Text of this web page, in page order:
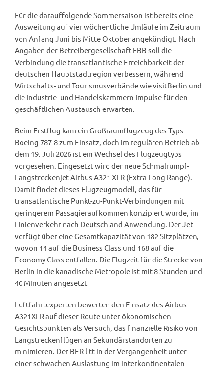
Für die darauffolgende Sommersaison ist bereits eine
Ausweitung auf vier wöchentliche Umläufe im Zeitraum
von Anfang Juni bis Mitte Oktober angekündigt. Nach
Angaben der Betreibergesellschaft FBB soll die
Verbindung die transatlantische Erreichbarkeit der
deutschen Hauptstadtregion verbessern, während
Wirtschafts- und Tourismusverbände wie visitBerlin und
die Industrie- und Handelskammern Impulse für den
geschäftlichen Austausch erwarten.
Beim Erstflug kam ein Großraumflugzeug des Typs
Boeing 787-8 zum Einsatz, doch im regulären Betrieb ab
dem 19. Juli 2026 ist ein Wechsel des Flugzeugtyps
vorgesehen. Eingesetzt wird der neue Schmalrumpf-
Langstreckenjet Airbus A321 XLR (Extra Long Range).
Damit findet dieses Flugzeugmodell, das für
transatlantische Punkt-zu-Punkt-Verbindungen mit
geringerem Passagieraufkommen konzipiert wurde, im
Linienverkehr nach Deutschland Anwendung. Der Jet
verfügt über eine Gesamtkapazität von 182 Sitzplätzen,
wovon 14 auf die Business Class und 168 auf die
Economy Class entfallen. Die Flugzeit für die Strecke von
Berlin in die kanadische Metropole ist mit 8 Stunden und
40 Minuten angesetzt.
Luftfahrtexperten bewerten den Einsatz des Airbus
A321XLR auf dieser Route unter ökonomischen
Gesichtspunkten als Versuch, das finanzielle Risiko von
Langstreckenflügen an Sekundärstandorten zu
minimieren. Der BER litt in der Vergangenheit unter
einer schwachen Auslastung im interkontinentalen